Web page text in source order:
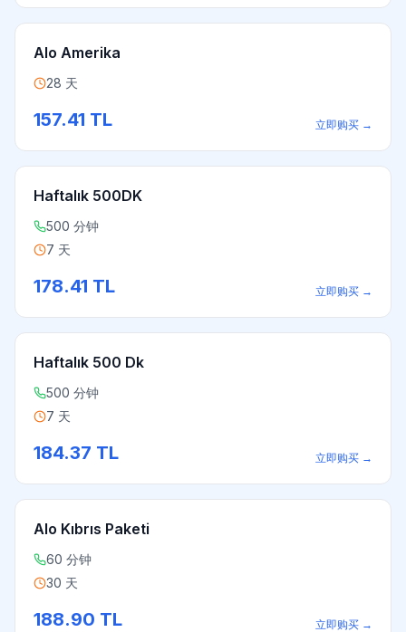
Alo Amerika
28 天
157.41 TL 立即购买 →
Haftalık 500DK
500 分钟
7 天
178.41 TL 立即购买 →
Haftalık 500 Dk
500 分钟
7 天
184.37 TL 立即购买 →
Alo Kıbrıs Paketi
60 分钟
30 天
188.90 TL 立即购买 →